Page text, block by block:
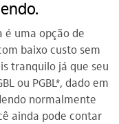
é uma opção de
baixo custo sem
tranquilo já que seu
ou PGBL*, dado em
normalmente
ainda pode contar